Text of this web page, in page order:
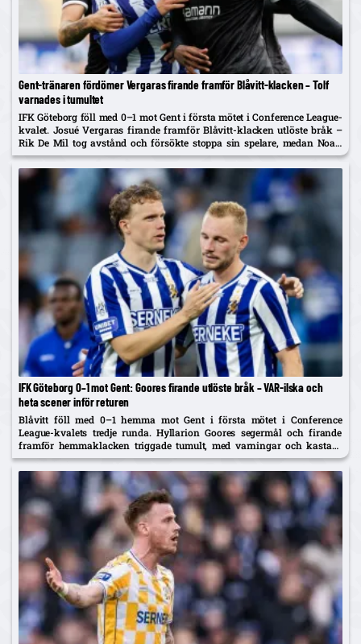
Gent-tränaren fördömer Vergaras firande framför Blåvitt-klacken – Tolf
varnades i tumultet
IFK Göteborg föll med 0–1 mot Gent i första mötet i Conference League-
kvalet. Josué Vergaras firande framför Blåvitt-klacken utlöste bråk –
Rik De Mil tog avstånd och försökte stoppa sin spelare, medan Noah
Tolf varnades och Erlingmark sågar domarinsatsen.
IFK Göteborg 0–1 mot Gent: Goores firande utlöste bråk – VAR-ilska och
heta scener inför returen
Blåvitt föll med 0–1 hemma mot Gent i första mötet i Conference
League-kvalets tredje runda. Hyllarion Goores segermål och firande
framför hemmaklacken triggade tumult, med varningar och kastade
föremål. Efter paus rasade IFK-spelare mot en tidig avblåsning trots
VAR –...